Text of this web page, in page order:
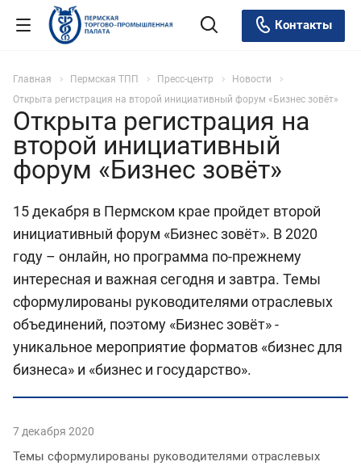
Контакты
Главная Пермская ТПП Пресс-центр
Новости
Открыта регистрация на второй инициативный форум «Бизнес зовёт»
Открыта регистрация на
второй инициативный
форум «Бизнес зовёт»
15 декабря в Пермском крае пройдет второй
инициативный форум «Бизнес зовёт». В 2020
году – онлайн, но программа по-прежнему
интересная и важная сегодня и завтра. Темы
сформулированы руководителями отраслевых
объединений, поэтому «Бизнес зовёт» -
уникальное мероприятие форматов «бизнес для
бизнеса» и «бизнес и государство».
7 декабря 2020
Темы сформулированы руководителями отраслевых